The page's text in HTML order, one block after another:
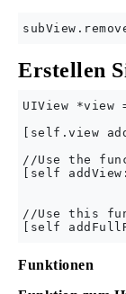
Erstellen
UIView
[self.view
//Use the
[self
//Use this
Funktionen